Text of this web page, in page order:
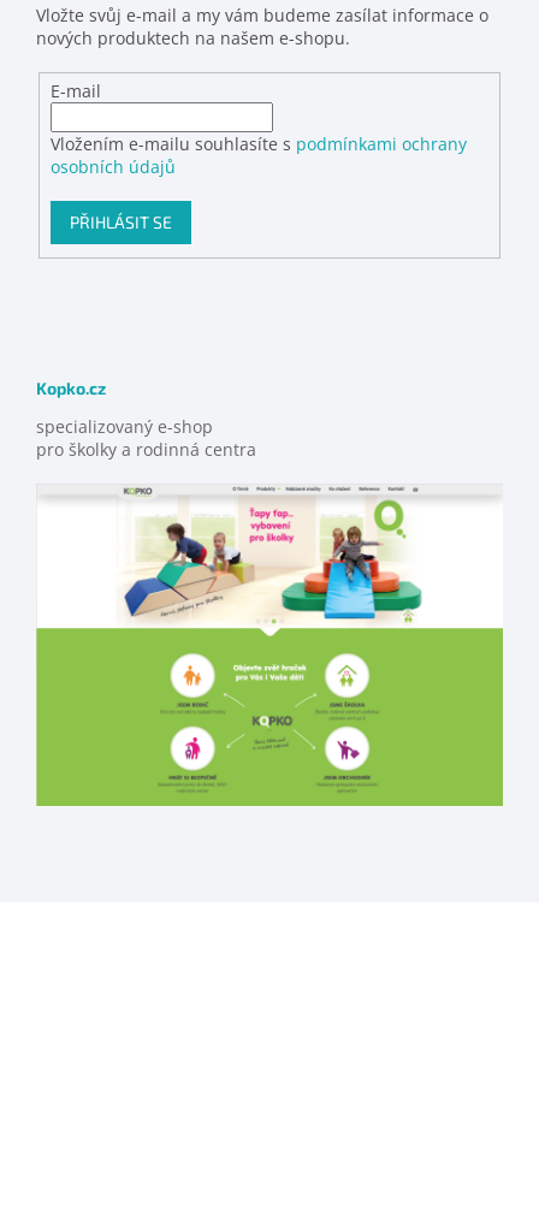
Vložte svůj e-mail a my vám budeme zasílat informace o
nových produktech na našem e-shopu.
E-mail
Vložením e-mailu souhlasíte s podmínkami ochrany
osobních údajů
PŘIHLÁSIT SE
Kopko.cz
specializovaný e-shop
pro školky a rodinná centra